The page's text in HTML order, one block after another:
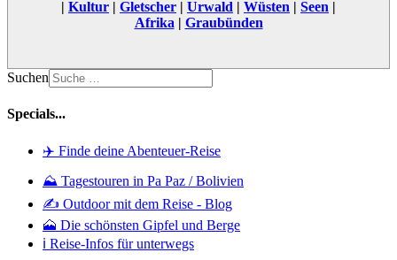
| Kultur | Gletscher | Urwald | Wüsten | Seen |
Afrika | Graubünden
Suchen
Specials...
✈️ Finde deine Abenteuer-Reise
⛰️ Tagestouren in Pa Paz / Bolivien
✍️ Outdoor mit dem Reise - Blog
🗻 Die schönsten Gipfel und Berge
ℹ️ Reise-Infos für unterwegs